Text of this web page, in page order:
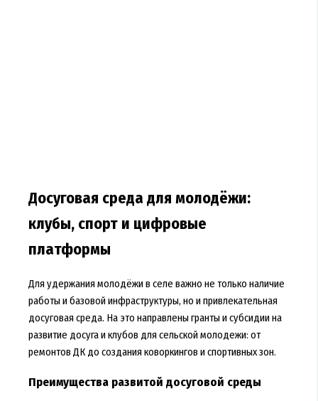
Досуговая среда для молодёжи:
клубы, спорт и цифровые
платформы
Для удержания молодёжи в селе важно не только наличие
работы и базовой инфраструктуры, но и привлекательная
досуговая среда. На это направлены гранты и субсидии на
развитие досуга и клубов для сельской молодежи: от
ремонтов ДК до создания коворкингов и спортивных зон.
Преимущества развитой досуговой среды